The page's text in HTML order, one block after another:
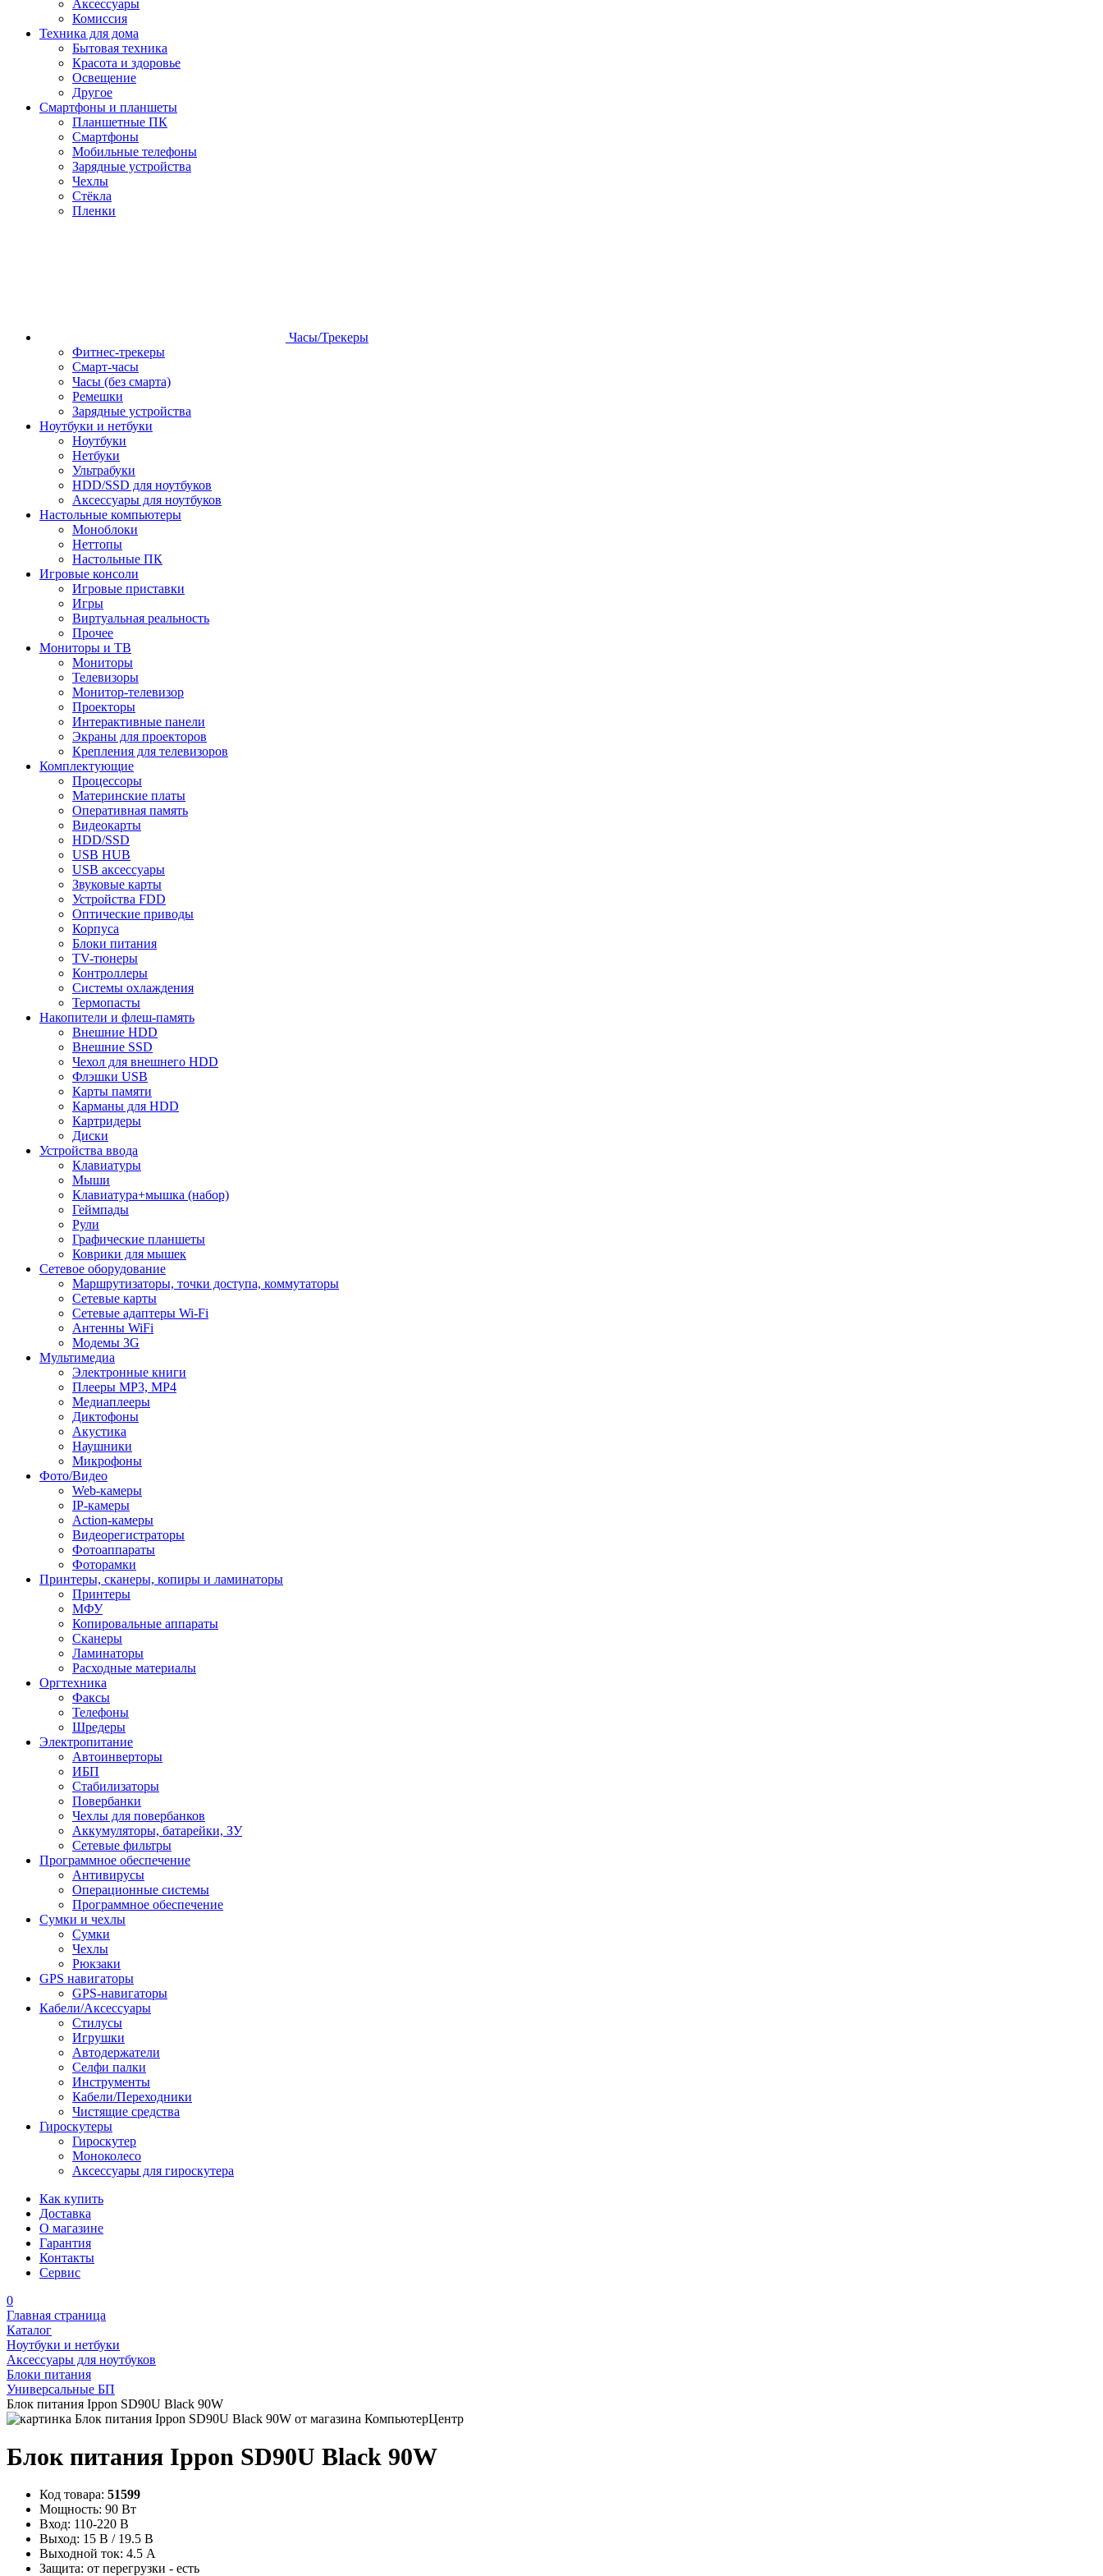
Аксессуары
Комиссия
Техника для дома
Бытовая техника
Красота и здоровье
Освещение
Другое
Смартфоны и планшеты
Планшетные ПК
Смартфоны
Мобильные телефоны
Зарядные устройства
Чехлы
Стёкла
Пленки
Часы/Трекеры
Фитнес-трекеры
Смарт-часы
Часы (без смарта)
Ремешки
Зарядные устройства
Ноутбуки и нетбуки
Ноутбуки
Нетбуки
Ультрабуки
HDD/SSD для ноутбуков
Аксессуары для ноутбуков
Настольные компьютеры
Моноблоки
Неттопы
Настольные ПК
Игровые консоли
Игровые приставки
Игры
Виртуальная реальность
Прочее
Мониторы и ТВ
Мониторы
Телевизоры
Монитор-телевизор
Проекторы
Интерактивные панели
Экраны для проекторов
Крепления для телевизоров
Комплектующие
Процессоры
Материнские платы
Оперативная память
Видеокарты
HDD/SSD
USB HUB
USB аксессуары
Звуковые карты
Устройства FDD
Оптические приводы
Корпуса
Блоки питания
TV-тюнеры
Контроллеры
Системы охлаждения
Термопасты
Накопители и флеш-память
Внешние HDD
Внешние SSD
Чехол для внешнего HDD
Флэшки USB
Карты памяти
Карманы для HDD
Картридеры
Диски
Устройства ввода
Клавиатуры
Мыши
Клавиатура+мышка (набор)
Геймпады
Рули
Графические планшеты
Коврики для мышек
Сетевое оборудование
Маршрутизаторы, точки доступа, коммутаторы
Сетевые карты
Сетевые адаптеры Wi-Fi
Антенны WiFi
Модемы 3G
Мультимедиа
Электронные книги
Плееры MP3, MP4
Медиаплееры
Диктофоны
Акустика
Наушники
Микрофоны
Фото/Видео
Web-камеры
IP-камеры
Action-камеры
Видеорегистраторы
Фотоаппараты
Фоторамки
Принтеры, сканеры, копиры и ламинаторы
Принтеры
МФУ
Копировальные аппараты
Сканеры
Ламинаторы
Расходные материалы
Оргтехника
Факсы
Телефоны
Шредеры
Электропитание
Автоинверторы
ИБП
Стабилизаторы
Повербанки
Чехлы для повербанков
Аккумуляторы, батарейки, ЗУ
Сетевые фильтры
Программное обеспечение
Антивирусы
Операционные системы
Программное обеспечение
Сумки и чехлы
Сумки
Чехлы
Рюкзаки
GPS навигаторы
GPS-навигаторы
Кабели/Аксессуары
Стилусы
Игрушки
Автодержатели
Селфи палки
Инструменты
Кабели/Переходники
Чистящие средства
Гироскутеры
Гироскутер
Моноколесо
Аксессуары для гироскутера
Как купить
Доставка
О магазине
Гарантия
Контакты
Сервис
0
Главная страница
Каталог
Ноутбуки и нетбуки
Аксессуары для ноутбуков
Блоки питания
Универсальные БП
Блок питания Ippon SD90U Black 90W
Блок питания Ippon SD90U Black 90W
Код товара: 51599
Мощность: 90 Вт
Вход: 110-220 В
Выход: 15 В / 19.5 В
Выходной ток: 4.5 А
Защита: от перегрузки - есть